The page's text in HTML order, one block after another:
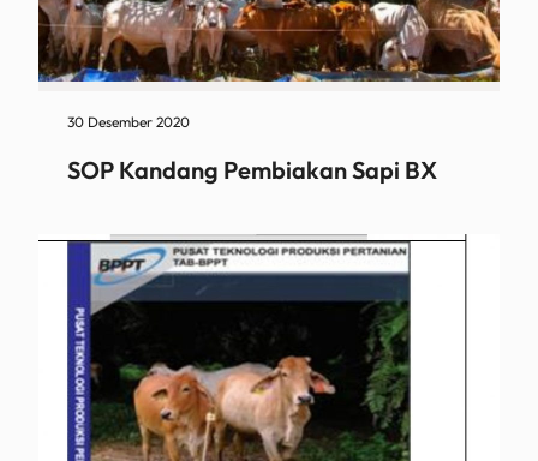
30 Desember 2020
SOP Kandang Pembiakan Sapi BX